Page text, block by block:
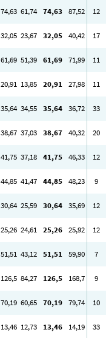
74,63 61,74 74,63 87,52
12
32,05 23,67 32,05 40,42
17
61,69 51,39 61,69 71,99
11
20,91 13,85 20,91 27,98
11
35,64 34,55 35,64 36,72
33
38,67 37,03 38,67 40,32
20
41,75 37,18 41,75 46,33
12
44,85 41,47 44,85 48,23
9
30,64 25,59 30,64 35,69
12
25,26 24,61 25,26 25,92
12
51,51 43,12 51,51 59,90
7
126,5 84,27 126,5 168,7
9
70,19 60,65 70,19 79,74
10
13,46 12,73 13,46 14,19
33